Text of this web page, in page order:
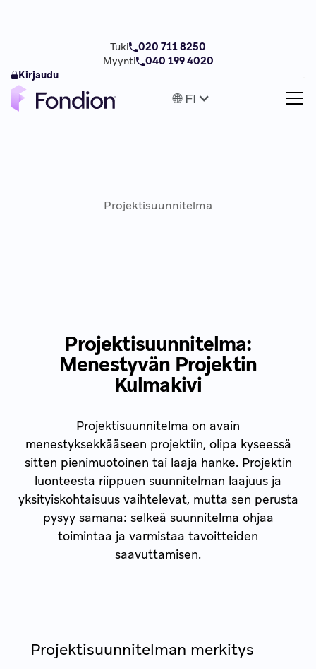
🌐 FI
Tuki
020 711 8250
Myynti
040 199 4020
Kirjaudu
Projektisuunnitelma
Projektisuunnitelma:
Menestyvän Projektin
Kulmakivi
Projektisuunnitelma on avain
menestyksekkääseen projektiin, olipa kyseessä
sitten pienimuotoinen tai laaja hanke. Projektin
luonteesta riippuen suunnitelman laajuus ja
yksityiskohtaisuus vaihtelevat, mutta sen perusta
pysyy samana: selkeä suunnitelma ohjaa
toimintaa ja varmistaa tavoitteiden
saavuttamisen.
Projektisuunnitelman merkitys